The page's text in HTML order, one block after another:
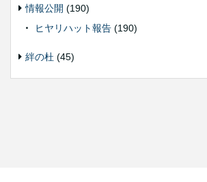
情報公開 (190)
ヒヤリハット報告 (190)
絆の杜 (45)